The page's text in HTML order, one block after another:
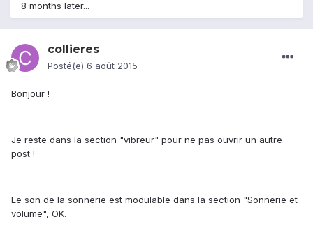
8 months later...
collieres
Posté(e) 6 août 2015
Bonjour !
Je reste dans la section "vibreur" pour ne pas ouvrir un autre
post !
Le son de la sonnerie est modulable dans la section "Sonnerie et
volume", OK.